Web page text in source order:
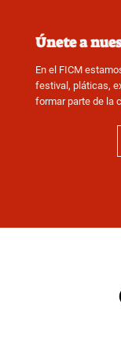
Únete a
En el FICM
festival, pláticas,
formar parte de la